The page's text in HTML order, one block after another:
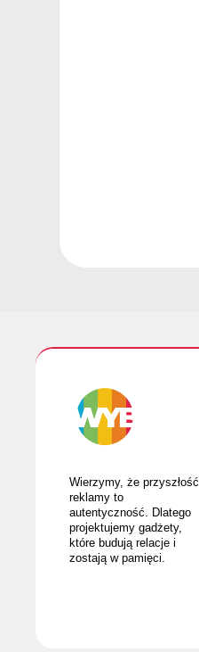
Wierzymy, że przyszłość
reklamy to
autentyczność. Dlatego
projektujemy gadżety,
które budują relacje i
zostają w pamięci.